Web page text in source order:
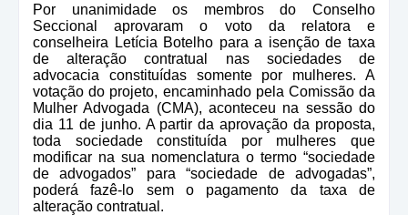
Por unanimidade os membros do Conselho
Seccional aprovaram o voto da relatora e
conselheira Letícia Botelho para a isenção de taxa
de alteração contratual nas sociedades de
advocacia constituídas somente por mulheres. A
votação do projeto, encaminhado pela Comissão da
Mulher Advogada (CMA), aconteceu na sessão do
dia 11 de junho. A partir da aprovação da proposta,
toda sociedade constituída por mulheres que
modificar na sua nomenclatura o termo “sociedade
de advogados” para “sociedade de advogadas”,
poderá fazê-lo sem o pagamento da taxa de
alteração contratual.